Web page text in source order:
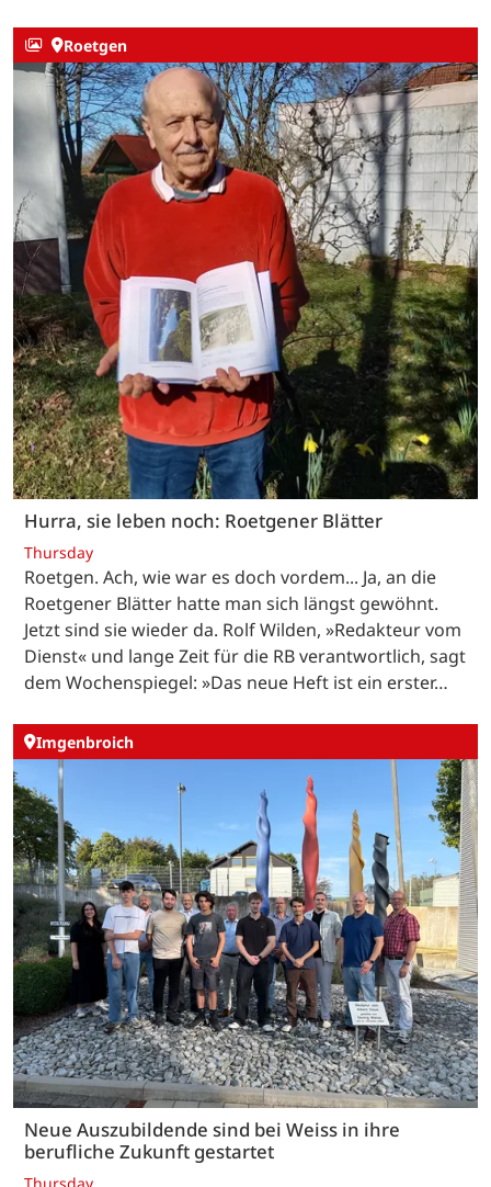
Roetgen
Hurra, sie leben noch: Roetgener Blätter
Thursday
Roetgen. Ach, wie war es doch vordem... Ja, an die
Roetgener Blätter hatte man sich längst gewöhnt.
Jetzt sind sie wieder da. Rolf Wilden, »Redakteur vom
Dienst« und lange Zeit für die RB verantwortlich, sagt
dem Wochenspiegel: »Das neue Heft ist ein erster…
Imgenbroich
Neue Auszubildende sind bei Weiss in ihre
berufliche Zukunft gestartet